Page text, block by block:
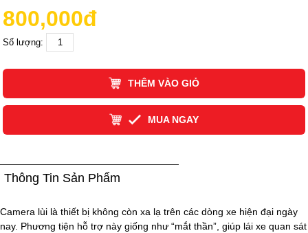
800,000đ
Số lượng:
THÊM VÀO GIỎ
MUA NGAY
Thông Tin Sản Phẩm
Camera lùi là thiết bị không còn xa lạ trên các dòng xe hiện đại ngày
nay. Phương tiện hỗ trợ này giống như “mắt thần”, giúp lái xe quan sát